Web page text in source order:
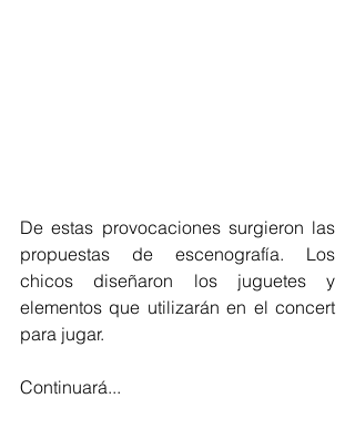
De estas provocaciones surgieron las
propuestas de escenografía. Los
chicos diseñaron los juguetes y
elementos que utilizarán en el concert
para jugar.
Continuará...